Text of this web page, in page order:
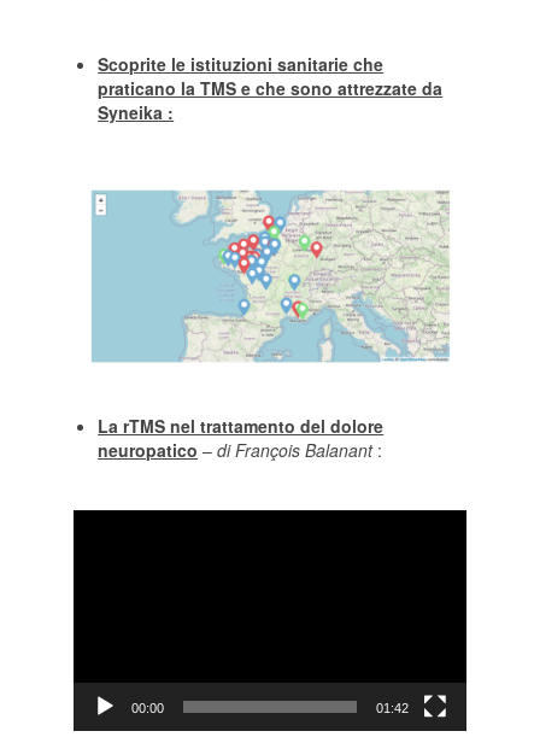
Scoprite le istituzioni sanitarie che
praticano la TMS e che sono attrezzate da
Syneika :
La rTMS nel trattamento del dolore
neuropatico –di François Balanant:
00:00 01:42